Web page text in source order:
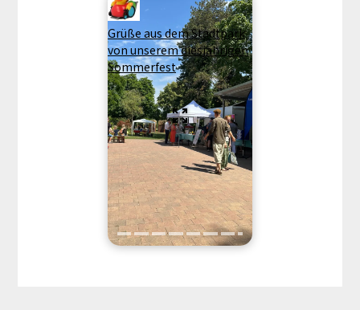
Grüße aus dem Stadtpark
von unserem diesjährigen
Sommerfest